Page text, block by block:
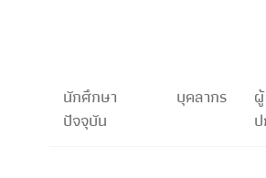
นักศึกษา
ปัจจุบัน
บุคลากร
ผู้